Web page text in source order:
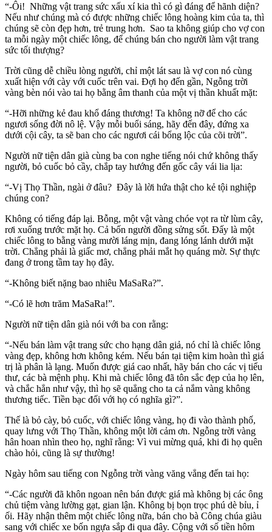
“-Ôi! Những vật trang sức xấu xí kia thì có gì đáng để hãnh diện?
Nếu như chúng mà có được những chiếc lông hoàng kim của ta, thì
chúng sẽ còn đẹp hơn, trẻ trung hơn. Sao ta không giúp cho vợ con
ta mỗi ngày một chiếc lông, để chúng bán cho người làm vật trang
sức tối thượng?
Trời cũng dễ chiều lòng người, chỉ một lát sau là vợ con nó cùng
xuất hiện với cày với cuốc trên vai. Ðợi họ đến gần, Ngỗng trời
vàng bèn nói vào tai họ bằng âm thanh của một vị thần khuất mặt:
“-Hỡi những kẻ đau khổ đáng thương! Ta không nỡ để cho các
ngươi sống đời nô lệ. Vậy mỗi buổi sáng, hãy đến đây, đứng xa
dưới cội cây, ta sẽ ban cho các ngươi cái bổng lộc của cõi trời”.
Người nữ tiện dân già cùng ba con nghe tiếng nói chứ không thấy
người, bỏ cuốc bỏ cầy, chắp tay hướng đến gốc cây vái lia lịa:
“-Vị Thọ Thần, ngài ở đâu? Ðây là lời hứa thật cho kẻ tội nghiệp
chúng con?
Không có tiếng đáp lại. Bỗng, một vật vàng chóe vọt ra từ lùm cây,
rơi xuống trước mặt họ. Cả bốn người đồng sửng sốt. Ðấy là một
chiếc lông to bằng vàng mười láng mịn, đang lóng lánh dưới mặt
trời. Chẳng phải là giấc mơ, chẳng phải mắt họ quáng mờ. Sự thực
đang ở trong tầm tay họ đây.
“-Không biết nặng bao nhiêu MaSaRa?”.
“-Có lẽ hơn trăm MaSaRa!”.
Người nữ tiện dân già nói với ba con rằng:
“-Nếu bán làm vật trang sức cho hạng dân giả, nó chỉ là chiếc lông
vàng đẹp, không hơn không kém. Nếu bán tại tiệm kim hoàn thì giá
trị là phân là lạng. Muốn được giá cao nhất, hãy bán cho các vị tiểu
thư, các bà mệnh phụ. Khi mà chiếc lông đã tôn sắc đẹp của họ lên,
và chắc hẳn như vậy, thì họ sẽ quẳng cho ta cả nắm vàng không
thương tiếc. Tiền bạc đối với họ có nghĩa gì?”.
Thế là bỏ cày, bỏ cuốc, với chiếc lông vàng, họ đi vào thành phố,
quay lưng với Thọ Thần, không một lời cảm ơn. Ngỗng trời vàng
hân hoan nhìn theo họ, nghĩ rằng: Vì vui mừng quá, khi đi họ quên
chào hỏi, cũng là sự thường!
Ngày hôm sau tiếng con Ngỗng trời vàng văng vẳng đến tai họ:
“-Các người đã khôn ngoan nên bán được giá mà không bị các ông
chủ tiệm vàng lường gạt, gian lận. Không bị bọn trọc phú dè bỉu, ỉ
ối. Hãy nhận thêm một chiếc lông nữa, bán cho bà Công chúa giàu
sang với chiếc xe bốn ngựa sắp đi qua đây. Cộng với số tiền hôm